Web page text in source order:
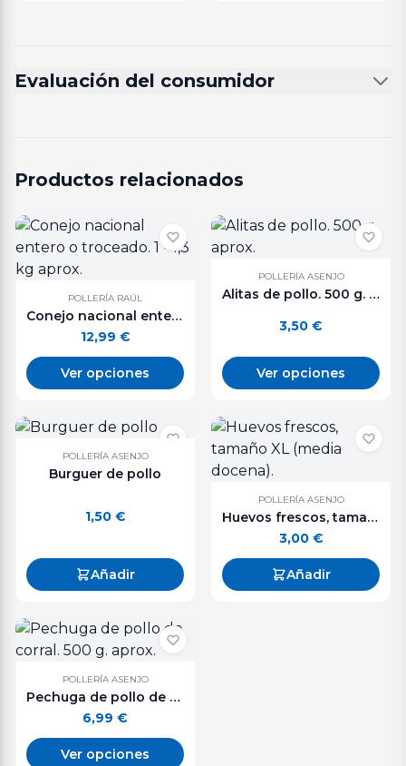
Evaluación del consumidor
Productos relacionados
POLLERÍA RAÚL
Conejo nacional entero o troceado. 1 - 1,3 kg aprox.
12,99 €
Ver opciones
POLLERÍA ASENJO
Alitas de pollo. 500 g. aprox.
3,50 €
Ver opciones
POLLERÍA ASENJO
Burguer de pollo
1,50 €
Añadir
POLLERÍA ASENJO
Huevos frescos, tamaño XL (media docena).
3,00 €
Añadir
POLLERÍA ASENJO
Pechuga de pollo de corral. 500 g. aprox.
6,99 €
Ver opciones